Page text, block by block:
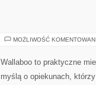
MOŻLIWOŚĆ
Wallaboo to praktyczne
myślą o opiekunach,